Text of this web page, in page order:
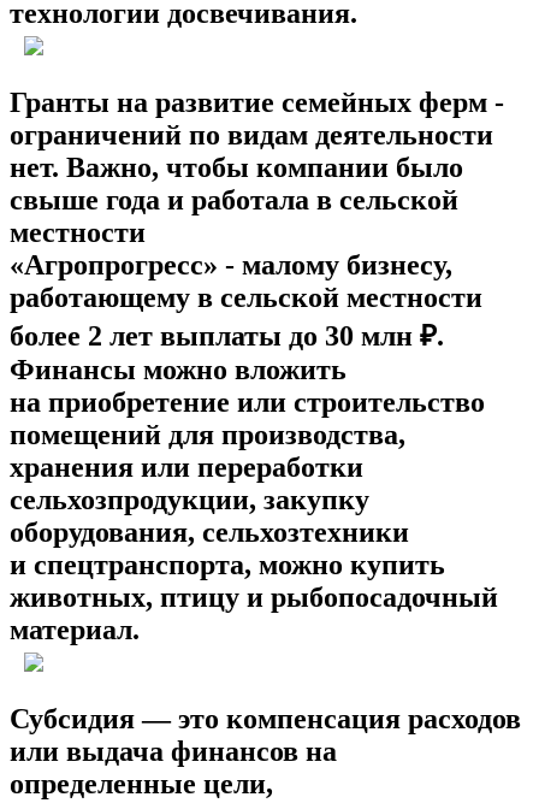
технологии досвечивания.
Гранты на развитие семейных ферм -
ограничений по видам деятельности
нет. Важно, чтобы компании было
свыше года и работала в сельской
местности
«Агропрогресс» - малому бизнесу,
работающему в сельской местности
более 2 лет выплаты до 30 млн ₽.
Финансы можно вложить
на приобретение или строительство
помещений для производства,
хранения или переработки
сельхозпродукции, закупку
оборудования, сельхозтехники
и спецтранспорта, можно купить
животных, птицу и рыбопосадочный
материал.
Субсидия — это компенсация расходов
или выдача финансов на
определенные цели,